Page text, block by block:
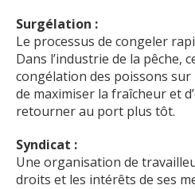
Surgélation :
Le processus de congeler
Dans l’industrie de la pêche,
congélation des poissons sur
de maximiser la fraîcheur et
retourner au port plus tôt.
Syndicat :
Une organisation de
droits et les intérêts de ses